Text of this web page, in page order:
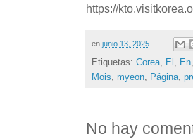
https://
en junio 13, 2025
Etiquetas: Corea, El , En,
Mois, myeon, Página,
No hay